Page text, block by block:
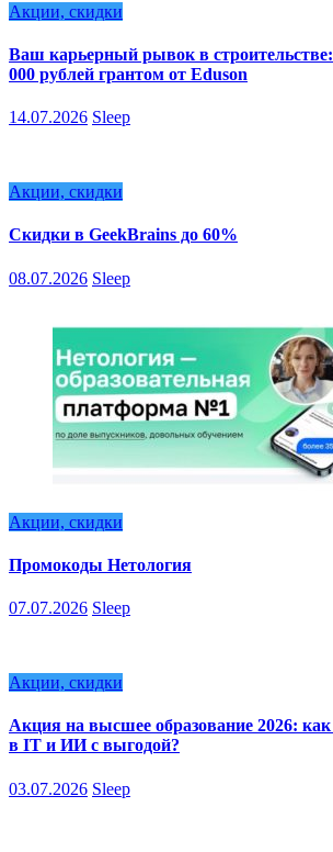
Акции, скидки
Ваш карьерный рывок в строительстве:
000 рублей грантом от Eduson
14.07.2026 Sleep
Акции, скидки
Скидки в GeekBrains до 60%
08.07.2026 Sleep
Акции, скидки
Промокоды Нетология
07.07.2026 Sleep
Акции, скидки
Акция на высшее образование 2026:
в IT и ИИ с выгодой?
03.07.2026 Sleep